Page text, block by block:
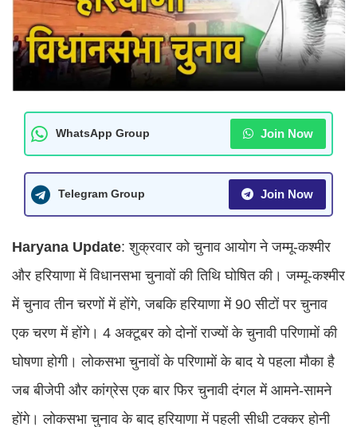
WhatsApp Group Join Now
Telegram Group Join Now
Haryana Update: शुक्रवार को चुनाव आयोग ने जम्मू-कश्मीर
और हरियाणा में विधानसभा चुनावों की तिथि घोषित की। जम्मू-कश्मीर
में चुनाव तीन चरणों में होंगे, जबकि हरियाणा में 90 सीटों पर चुनाव
एक चरण में होंगे। 4 अक्टूबर को दोनों राज्यों के चुनावी परिणामों की
घोषणा होगी। लोकसभा चुनावों के परिणामों के बाद ये पहला मौका है
जब बीजेपी और कांग्रेस एक बार फिर चुनावी दंगल में आमने-सामने
होंगे। लोकसभा चुनाव के बाद हरियाणा में पहली सीधी टक्कर होनी